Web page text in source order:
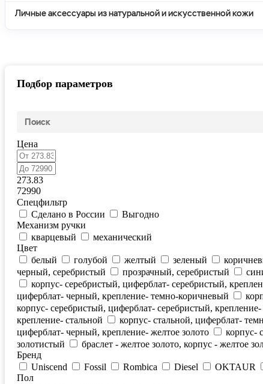
Личные аксессуары из натуральной и искусственной кожи
Подбор параметров
Цена
273.83
72990
Спецфильтр
Сделано в России
Выгодно
Механизм ручки
кварцевый
механический
Цвет
белый
голубой желтый зеленый
черный, серебристый
прозрачный, серебристый
корпус- серебристый, циферблат- серебристый,
циферблат- черный, крепление- темно-коричневый
корпус- серебристый, циферблат- серебристый,
крепление- стальной
корпус- стальной, циферблат-
циферблат- черный, крепление- желтое золото
корпус-
золотистый
браслет - желтое золото, корпус - желтое
Бренд
Uniscend
Fossil Rombica Diesel OKTAUR
Пол